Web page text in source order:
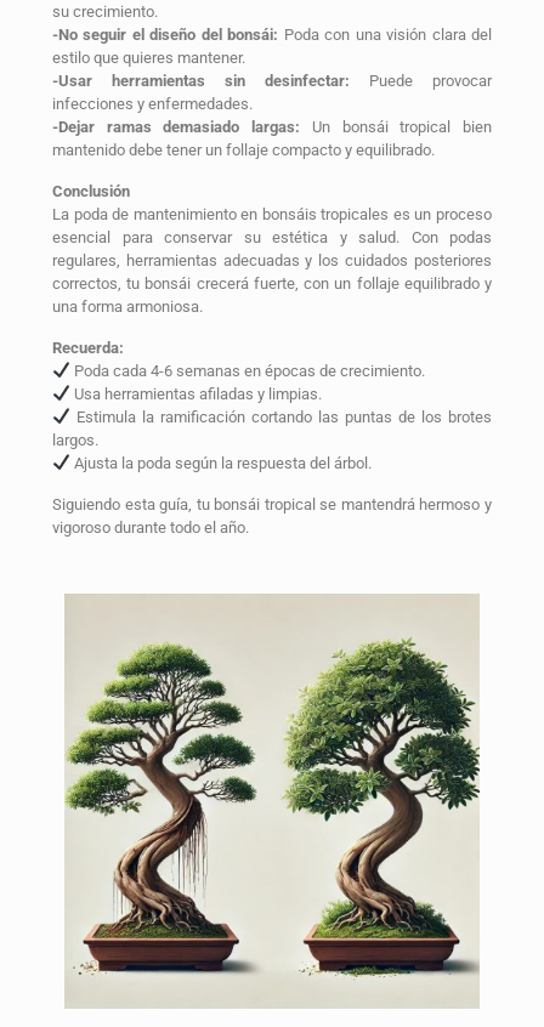
su crecimiento.
-No seguir el diseño del bonsái: Poda con una visión clara del
estilo que quieres mantener.
-Usar herramientas sin desinfectar: Puede provocar
infecciones y enfermedades.
-Dejar ramas demasiado largas: Un bonsái tropical bien
mantenido debe tener un follaje compacto y equilibrado.
Conclusión
La poda de mantenimiento en bonsáis tropicales es un proceso
esencial para conservar su estética y salud. Con podas
regulares, herramientas adecuadas y los cuidados posteriores
correctos, tu bonsái crecerá fuerte, con un follaje equilibrado y
una forma armoniosa.
Recuerda:
Poda cada 4-6 semanas en épocas de crecimiento.
Usa herramientas afiladas y limpias.
Estimula la ramificación cortando las puntas de los brotes
largos.
Ajusta la poda según la respuesta del árbol.
Siguiendo esta guía, tu bonsái tropical se mantendrá hermoso y
vigoroso durante todo el año.